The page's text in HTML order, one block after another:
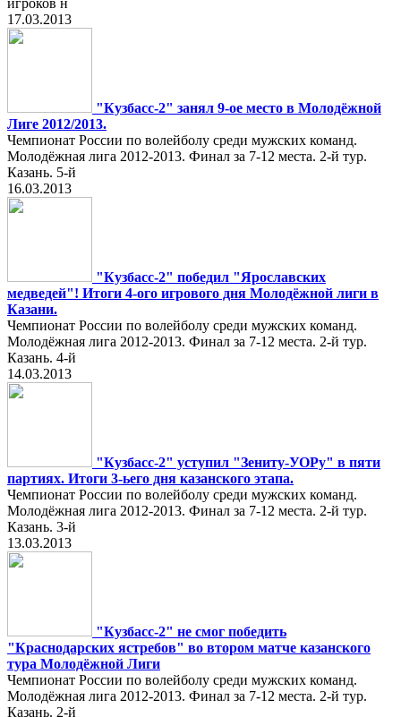
игроков н
17.03.2013
"Кузбасс-2" занял 9-ое место в Молодёжной
Лиге 2012/2013.
Чемпионат России по волейболу среди мужских команд.
Молодёжная лига 2012-2013. Финал за 7-12 места. 2-й тур.
Казань. 5-й
16.03.2013
"Кузбасс-2" победил "Ярославских
медведей"! Итоги 4-ого игрового дня Молодёжной лиги в
Казани.
Чемпионат России по волейболу среди мужских команд.
Молодёжная лига 2012-2013. Финал за 7-12 места. 2-й тур.
Казань. 4-й
14.03.2013
"Кузбасс-2" уступил "Зениту-УОРу" в пяти
партиях. Итоги 3-ьего дня казанского этапа.
Чемпионат России по волейболу среди мужских команд.
Молодёжная лига 2012-2013. Финал за 7-12 места. 2-й тур.
Казань. 3-й
13.03.2013
"Кузбасс-2" не смог победить
"Краснодарских ястребов" во втором матче казанского
тура Молодёжной Лиги
Чемпионат России по волейболу среди мужских команд.
Молодёжная лига 2012-2013. Финал за 7-12 места. 2-й тур.
Казань. 2-й